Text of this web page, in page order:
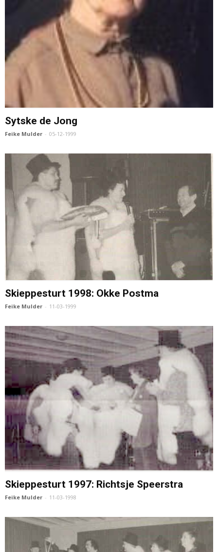
Sytske de Jong
Feike Mulder - 05-12-1999
Skieppesturt 1998: Okke Postma
Feike Mulder - 11-03-1999
Skieppesturt 1997: Richtsje Speerstra
Feike Mulder - 11-03-1998